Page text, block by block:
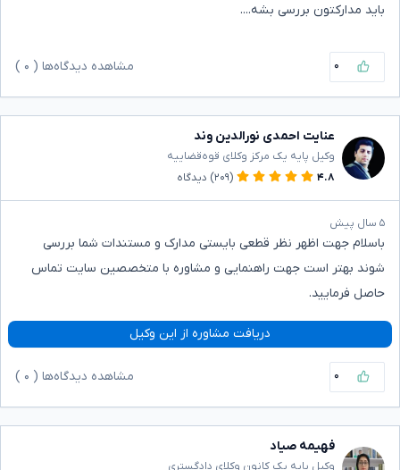
باید مدارکتون بررسی بشه....
۰ مشاهده دیدگاه‌ها ( ۰
عنایت احمدی نورالدین وند
وکیل پایه یک مرکز وکلای قوه‌قضاییه
۴.۸
(۲۰۹) دیدگاه
۵ سال پیش
باسلام جهت اظهر نظر قطعی بایستی مدارک و مستندات شما بررسی
شوند بهتر است جهت راهنمایی و مشاوره با متخصصین سایت تماس
حاصل فرمایید.
دریافت مشاوره از این وکیل
۰ مشاهده دیدگاه‌ها ( ۰
فهیمه صیاد
وکیل پایه یک کانون وکلای دادگستری